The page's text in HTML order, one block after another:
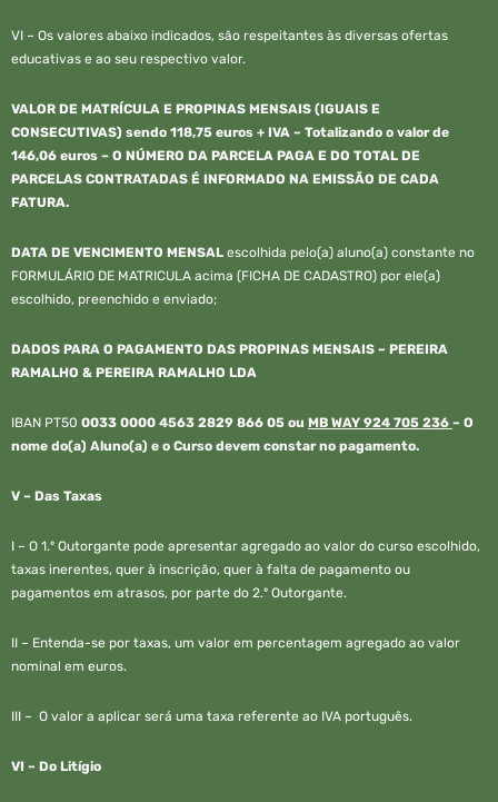
VI – Os valores abaixo indicados, são respeitantes às diversas ofertas
educativas e ao seu respectivo valor.
VALOR DE MATRÍCULA E PROPINAS MENSAIS (IGUAIS E
CONSECUTIVAS) sendo 118,75 euros + IVA – Totalizando o valor de
146,06 euros – O NÚMERO DA PARCELA PAGA E DO TOTAL DE
PARCELAS CONTRATADAS É INFORMADO NA EMISSÃO DE CADA
FATURA.
DATA DE VENCIMENTO MENSAL escolhida pelo(a) aluno(a) constante no
FORMULÁRIO DE MATRICULA acima (FICHA DE CADASTRO) por ele(a)
escolhido, preenchido e enviado;
DADOS PARA O PAGAMENTO DAS PROPINAS MENSAIS – PEREIRA
RAMALHO & PEREIRA RAMALHO LDA
IBAN PT50 0033 0000 4563 2829 866 05 ou MB WAY 924 705 236 – O
nome do(a) Aluno(a) e o Curso devem constar no pagamento.
V – Das Taxas
I – O 1.º Outorgante pode apresentar agregado ao valor do curso escolhido,
taxas inerentes, quer à inscrição, quer à falta de pagamento ou
pagamentos em atrasos, por parte do 2.º Outorgante.
II – Entenda-se por taxas, um valor em percentagem agregado ao valor
nominal em euros.
III – O valor a aplicar será uma taxa referente ao IVA português.
VI – Do Litígio